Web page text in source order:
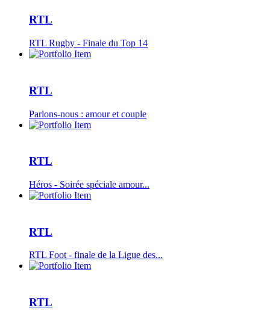
RTL
RTL Rugby - Finale du Top 14
RTL
Parlons-nous : amour et couple
RTL
Héros - Soirée spéciale amour...
RTL
RTL Foot - finale de la Ligue des...
RTL